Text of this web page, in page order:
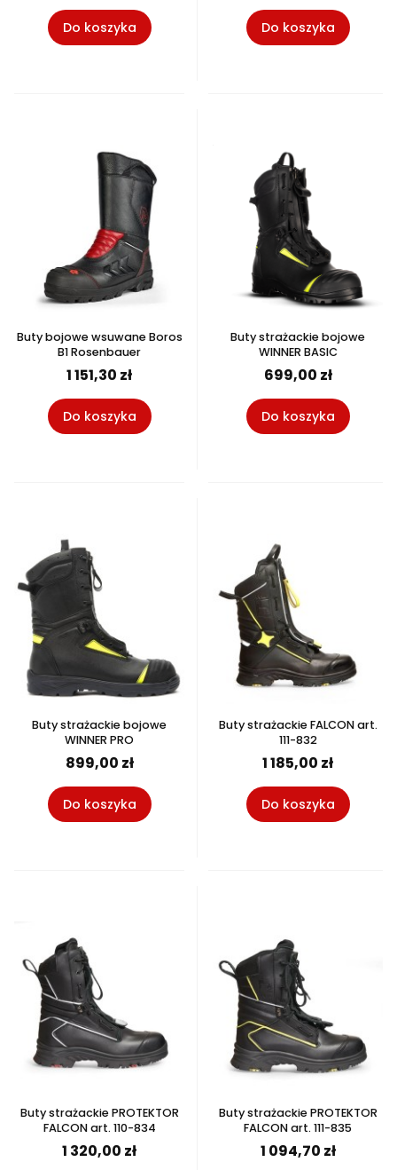
Do koszyka Do koszyka
Buty bojowe wsuwane Boros
B1 Rosenbauer
1 151,30 zł
Do koszyka
Buty strażackie bojowe
WINNER BASIC
699,00 zł
Do koszyka
Buty strażackie bojowe
WINNER PRO
899,00 zł
Do koszyka
Buty strażackie FALCON art.
111-832
1 185,00 zł
Do koszyka
Buty strażackie PROTEKTOR
FALCON art. 110-834
1 320,00 zł
Buty strażackie PROTEKTOR
FALCON art. 111-835
1 094,70 zł